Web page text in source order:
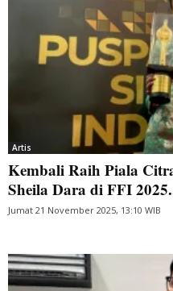
Artis
Kembali Raih Piala
Sheila Dara di FFI
Jumat 21 November 2025, 13:10 WIB